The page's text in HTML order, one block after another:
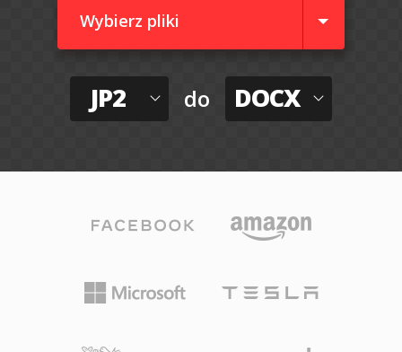
Wybierz pliki
JP2 do DOCX